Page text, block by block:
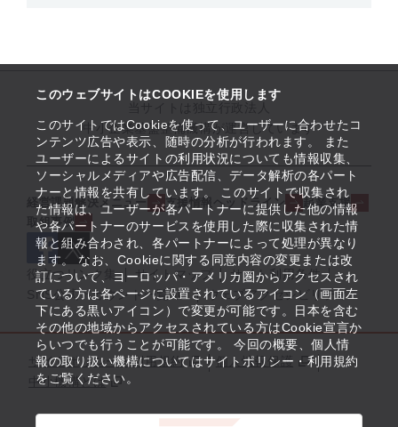
このウェブサイトはCOOKIEを使用します
このサイトではCookieを使って、ユーザーに合わせたコ
ンテンツ広告や表示、随時の分析が行われます。 また
ユーザーによるサイトの利用状況についても情報収集、
ソーシャルメディアや広告配信、データ解析の各パート
ナーと情報を共有しています。 このサイトで収集され
た情報は、ユーザーが各パートナーに提供した他の情報
や各パートナーのサービスを使用した際に収集された情
報と組み合わされ、各パートナーによって処理が異なり
ます。 なお、Cookieに関する同意内容の変更または改
訂について、ヨーロッパ・アメリカ圏からアクセスされ
ている方は各ページに設置されているアイコン（画面左
下にある黒いアイコン）で変更が可能です。日本を含む
その他の地域からアクセスされている方はCookie宣言か
らいつでも行うことが可能です。 今回の概要、個人情
報の取り扱い機構についてはサイトポリシー・利用規約
をご覧ください。
中小企業基盤整備機構が運営しています
経営課題解決メニュー 支援情報ヘッドライン
起業支援
取組事例
役立つリンク集 サイトマップ
サイト利用条件
SNS公式アカウント一覧
ウェブアクセシビリティ
サイトポリシー・利用規約
個人情報保護
中小機構とは